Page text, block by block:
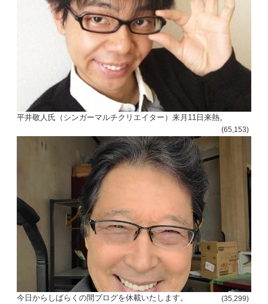
平井敬人氏（シンガーマルチクリエイター）来月11日来熱。
(65,153)
今日からしばらくの間ブログを休載いたします。 (35,299)